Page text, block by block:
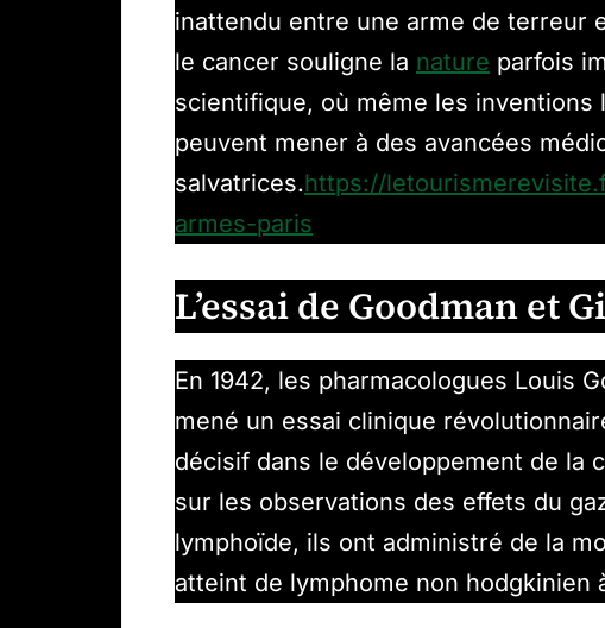
inattendu entre une arme de terreur
le cancer souligne la nature parfois
scientifique, où même les
peuvent mener à des avancées
salvatrices.https://
armes-paris
L’essai de Goodman et
En 1942, les pharmacologues Louis
mené un essai clinique
décisif dans le développement de la
sur les observations des effets du
lymphoïde, ils ont administré de la
atteint de lymphome non hodgkinien